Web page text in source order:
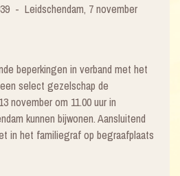
- Leidschendam, 7 november
beperkingen in verband met het
select gezelschap de
november om 11.00 uur in
kunnen bijwonen. Aansluitend
in het familiegraf op begraafplaats